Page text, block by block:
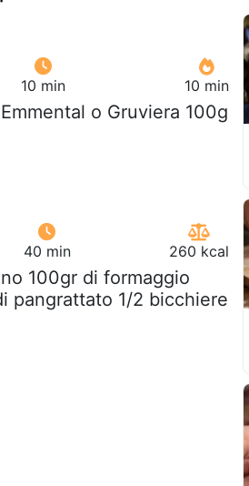
10 min 10 min
o Gruviera 100g
40 min 260 kcal
100gr di formaggio
pangrattato 1/2 bicchiere